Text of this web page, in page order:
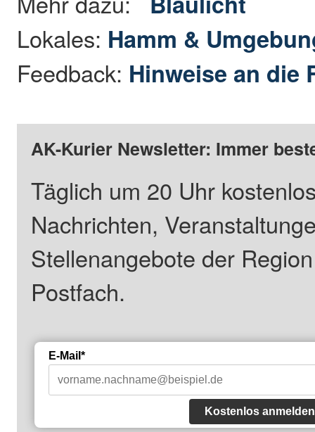
Lokales: Hamm &
Feedback: Hinweise an die
AK-Kurier Newsletter: Immer
Täglich um 20 Uhr
Nachrichten,
Stellenangebote der
Postfach.
E-Mail*
Kostenlos anmelden